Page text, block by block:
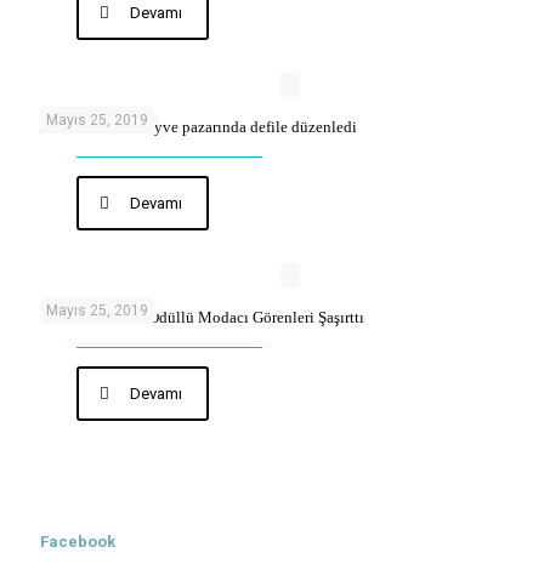
Devamı
Mayıs 25, 2019
Modacı sebze meyve pazarında defile düzenledi
Devamı
Mayıs 25, 2019
Oxford Socrates Ödüllü Modacı Görenleri Şaşırttı
Devamı
Facebook